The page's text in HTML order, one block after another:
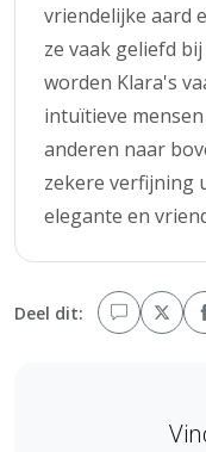
vriendelijke aard
ze vaak geliefd
worden Klara's
intuïtieve
anderen naar
zekere verfijning
elegante en
Deel dit: